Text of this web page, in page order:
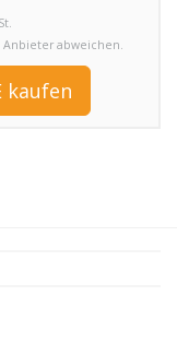
Anbieter abweichen.
kaufen